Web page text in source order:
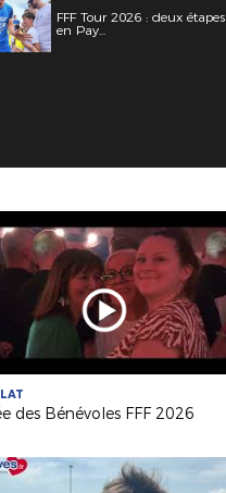
FFF Tour 2026 : deux étapes
en Pay...
des Bénévoles FFF 2026